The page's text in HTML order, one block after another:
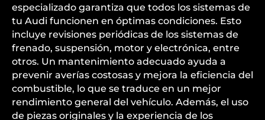
especializado garantiza que todos los sistemas de
tu Audi funcionen en óptimas condiciones. Esto
incluye revisiones periódicas de los sistemas de
frenado, suspensión, motor y electrónica, entre
otros. Un mantenimiento adecuado ayuda a
prevenir averías costosas y mejora la eficiencia del
combustible, lo que se traduce en un mejor
rendimiento general del vehículo. Además, el uso
de piezas originales y la experiencia de los